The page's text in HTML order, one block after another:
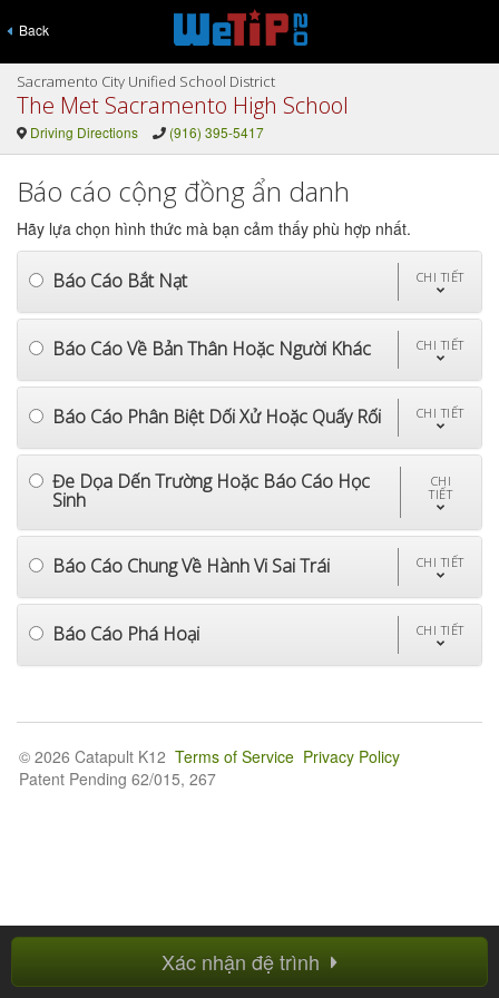
Back
Sacramento City Unified School District
The Met Sacramento High School
Driving Directions (916) 395-5417
Báo cáo cộng đồng ẩn danh
Hãy lựa chọn hình thức mà bạn cảm thấy phù hợp nhất.
Báo Cáo Bắt Nạt CHI TIẾT
Báo Cáo Về Bản Thân Hoặc Người Khác CHI TIẾT
Báo Cáo Phân Biệt Dối Xử Hoặc Quấy Rối CHI TIẾT
Đe Dọa Dến Trường Hoặc Báo Cáo Học
Sinh
CHI
TIẾT
Báo Cáo Chung Về Hành Vi Sai Trái CHI TIẾT
Báo Cáo Phá Hoại CHI TIẾT
Xác nhận đệ trình
© 2026 Catapult K12 Terms of Service Privacy Policy
Patent Pending 62/015, 267